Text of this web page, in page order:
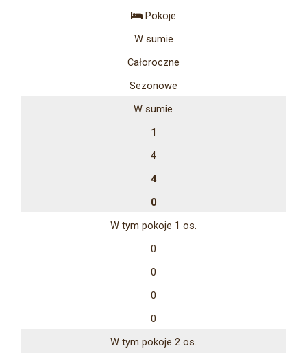
Pokoje
W sumie
Całoroczne
Sezonowe
W sumie
1
4
4
0
W tym pokoje 1 os.
0
0
0
0
W tym pokoje 2 os.